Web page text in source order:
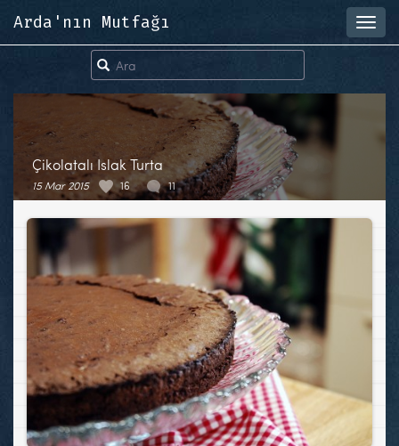
Arda'nın Mutfağı
Çikolatalı Islak Turta
15 Mar 2015 16 11